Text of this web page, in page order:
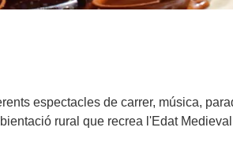
espectacles de carrer, música,
rural que recrea l'Edat